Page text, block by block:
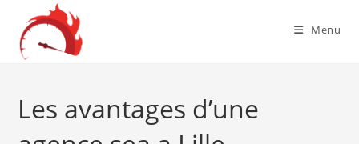
content
Menu
Les avantages d’une